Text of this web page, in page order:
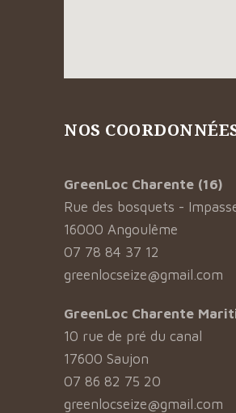
NOS
GreenLoc Charente (16)
Rue des bosquets -
16000 Angoulême
07 78 84 37 12
greenlocseize@gmail.com
GreenLoc Charente
10 rue de pré du canal
17600 Saujon
07 86 82 75 20
greenlocseize@gmail.com